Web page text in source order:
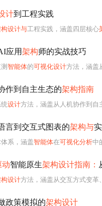
计到工程实践
设计与工程实践，涵盖四层核心
应用架构师的实战技巧
智能体的可视化设计方法，涵盖
作到自主生态的架构指南
统设计方法，涵盖从人机协作到自
言到交互式图表的架构与
系，涵盖智能体在可视化分析中的
动智能原生架构设计指南：
设计方法，涵盖从交互方式变革
政策模拟的架构设计